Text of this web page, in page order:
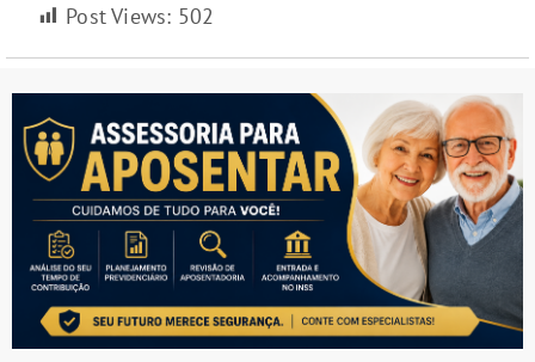
Post Views: 502